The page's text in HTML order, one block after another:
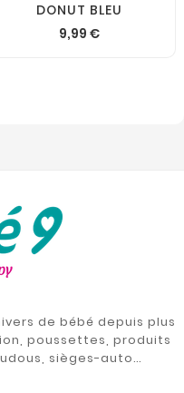
DONUT BLEU
9,99 €
de bébé depuis plus
poussettes, produits
sièges-auto…